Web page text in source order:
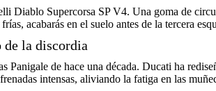
Diablo Supercorsa SP V4. Una goma de
acabarás en el suelo antes de la tercera
la discordia
Panigale de hace una década. Ducati ha
intensas, aliviando la fatiga en las